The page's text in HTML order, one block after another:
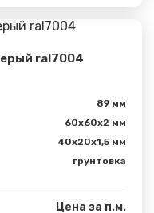
ral7004
89 мм
60х60х2 мм
40х20х1,5 мм
грунтовка
Цена за п.м.